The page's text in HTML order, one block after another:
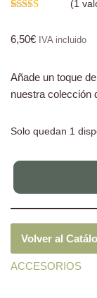
5 en base a
(1
6,50€ IVA incluido
Añade un toque
nuestra colección
Solo quedan 1
Volver al
ACCESORIOS